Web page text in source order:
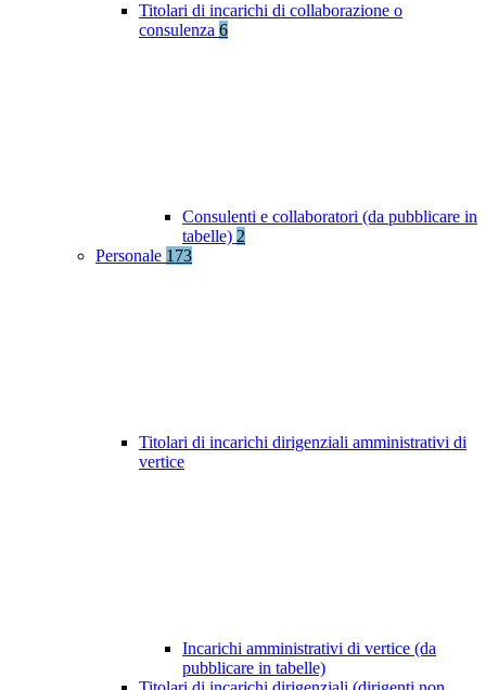
Titolari di incarichi di collaborazione o
consulenza 6
Consulenti e collaboratori (da pubblicare in
tabelle) 2
Personale 173
Titolari di incarichi dirigenziali amministrativi di
vertice
Incarichi amministrativi di vertice (da
pubblicare in tabelle)